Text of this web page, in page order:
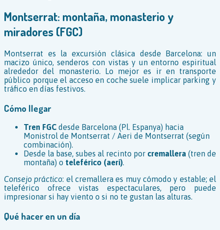
Montserrat: montaña, monasterio y
miradores (FGC)
Montserrat es la excursión clásica desde Barcelona: un
macizo único, senderos con vistas y un entorno espiritual
alrededor del monasterio. Lo mejor es ir en transporte
público porque el acceso en coche suele implicar parking y
tráfico en días festivos.
Cómo llegar
Tren FGC desde Barcelona (Pl. Espanya) hacia
Monistrol de Montserrat / Aeri de Montserrat (según
combinación).
Desde la base, subes al recinto por cremallera (tren de
montaña) o teleférico (aeri).
Consejo práctico: el cremallera es muy cómodo y estable; el
teleférico ofrece vistas espectaculares, pero puede
impresionar si hay viento o si no te gustan las alturas.
Qué hacer en un día